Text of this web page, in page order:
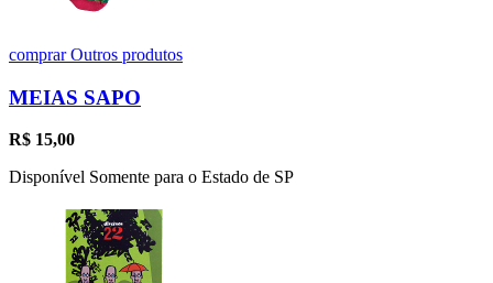
comprarOutros produtos
MEIAS SAPO
R$ 15,00
Disponível Somente para o Estado de SP